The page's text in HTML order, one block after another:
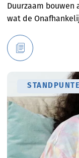
Duurzaam bouwen
wat de